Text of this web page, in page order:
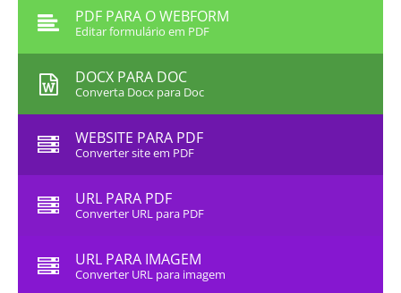
PDF PARA O WEBFORM
Editar formulário em PDF
DOCX PARA DOC
Converta Docx para Doc
WEBSITE PARA PDF
Converter site em PDF
URL PARA PDF
Converter URL para PDF
URL PARA IMAGEM
Converter URL para imagem